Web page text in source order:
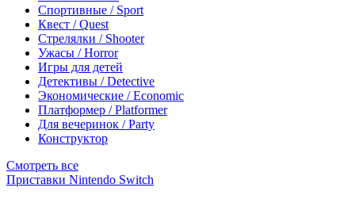
Спортивные / Sport
Квест / Quest
Стрелялки / Shooter
Ужасы / Horror
Игры для детей
Детективы / Detective
Экономические / Economic
Платформер / Platformer
Для вечеринок / Party
Конструктор
Смотреть все
Приставки Nintendo Switch